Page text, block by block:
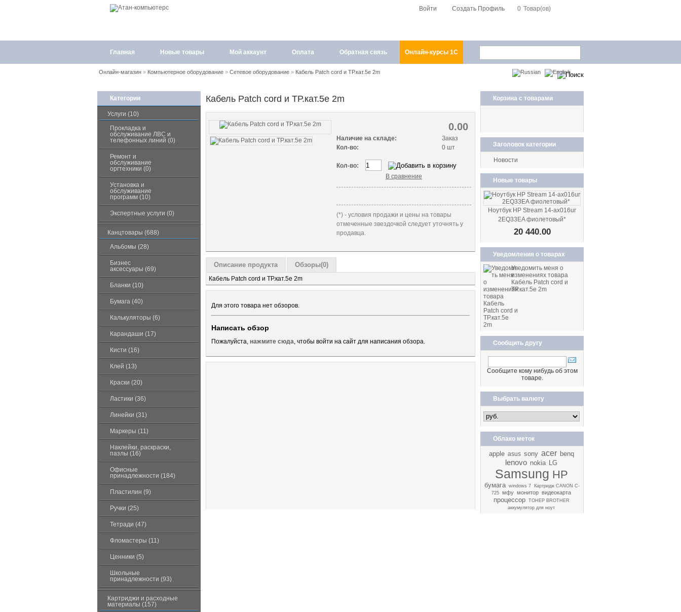
Войти Создать Профиль 0 Товар(ов)
Главная Новые товары Мой аккаунт Оплата Обратная связь Онлайн-курсы 1С
Онлайн-магазин» Компьютерное оборудование» Сетевое оборудование» Кабель Patch cord и ТР.кат.5е 2m
Категории
Услуги (10)
Прокладка и
обслуживание ЛВС и
телефонных линий (0)
Ремонт и
обслуживание
оргтехники (0)
Установка и
обслуживание
программ (10)
Экспертные услуги (0)
Канцтовары (688)
Альбомы (28)
Бизнес
аксессуары (69)
Бланки (10)
Бумага (40)
Калькуляторы (6)
Карандаши (17)
Кисти (16)
Клей (13)
Краски (20)
Ластики (36)
Линейки (31)
Маркеры (11)
Наклейки, раскраски,
пазлы (16)
Офисные
принадлежности (184)
Пластилин (9)
Ручки (25)
Тетради (47)
Фломастеры (11)
Ценники (5)
Школьные
принадлежности (93)
Картриджи и расходные
материалы (157)
Кабель Patch cord и ТР.кат.5е 2m
0.00
Наличие на складе:
Заказ
Кол-во:
0 шт
Кол-во:
В сравнение
(*) - условия продажи и цены на товары
отмеченные звездочкой следует уточнять у
продавца.
Описание продукта Обзоры(0)
Кабель Patch cord и ТР.кат.5е 2m
Для этого товара нет обзоров.
Написать обзор
Пожалуйста, нажмите сюда, чтобы войти на сайт для написания обзора.
Корзина с товарами
Заголовок категории
Новости
Новые товары
Ноутбук HP Stream 14-ax016ur
2EQ33EA фиолетовый*
20 440.00
Уведомления о товарах
Уведомить меня о
изменениях товара
Кабель Patch cord и
ТР.кат.5е 2m
Сообщить другу
Сообщите кому нибудь об этом
товаре.
Выбрать валюту
Облако меток
apple asus sony acer benq
lenovo nokia LG
Samsung HP
бумага windows 7
Картридж CANON C-
725 мфу монитор видеокарта
процессор
ТОНЕР BROTHER
аккумулятор для ноут